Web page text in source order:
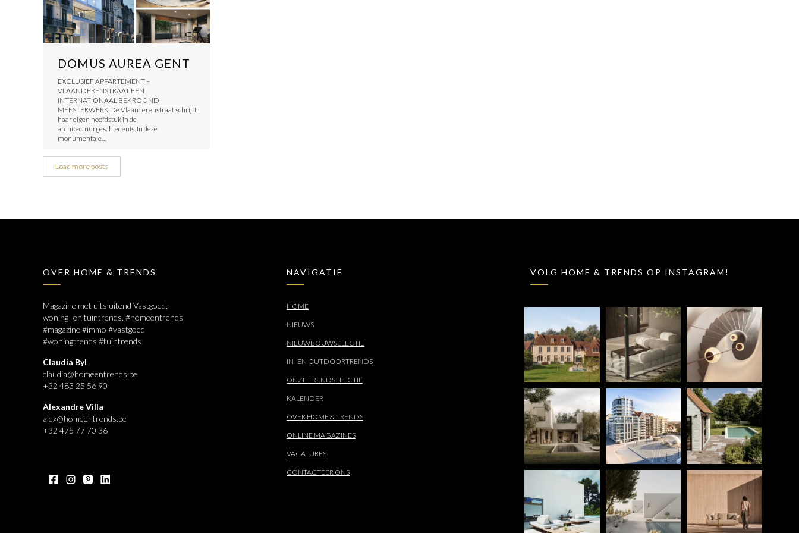
DOMUS AUREA GENT
EXCLUSIEF APPARTEMENT –
VLAANDERENSTRAAT EEN
INTERNATIONAAL BEKROOND
MEESTERWERK De Vlaanderenstraat schrijft
haar eigen hoofdstuk in de
architectuurgeschiedenis. In deze
monumentale…
Load more posts
OVER HOME & TRENDS
Magazine met uitsluitend Vastgoed,
woning -en tuintrends. #homeentrends
#magazine #immo #vastgoed
#woningtrends #tuintrends
Claudia Byl
claudia@homeentrends.be
+32 483 25 56 90
Alexandre Villa
alex@homeentrends.be
+32 475 77 70 36
NAVIGATIE
HOME
NIEUWS
NIEUWBOUWSELECTIE
IN- EN OUTDOORTRENDS
ONZE TRENDSELECTIE
KALENDER
OVER HOME & TRENDS
ONLINE MAGAZINES
VACATURES
CONTACTEER ONS
VOLG HOME & TRENDS OP INSTAGRAM!